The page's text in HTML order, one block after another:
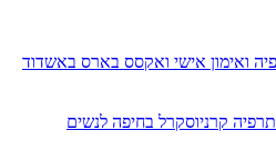
ואימון אישי ואקסס בארס באשדוד
תרפיה קרניוסקרל בחיפה לנשים